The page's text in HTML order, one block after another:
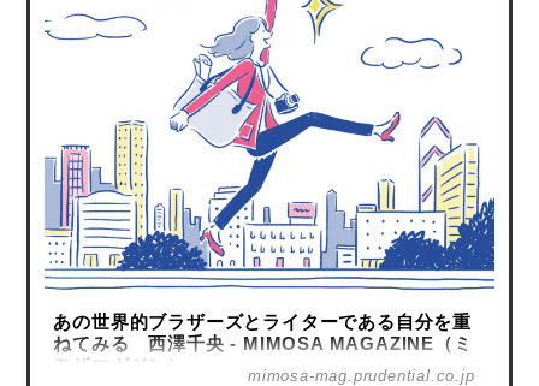
あの世界的ブラザーズとライターである自分を重
ねてみる 西澤千央 - MIMOSA MAGAZINE（ミ
モザマガジン）
mimosa-mag.prudential.co.jp